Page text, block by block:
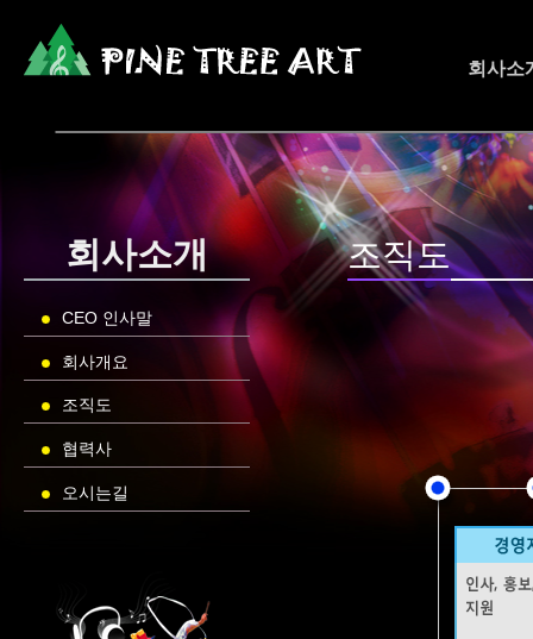
회사소
회사소개
CEO 인사말
회사개요
조직도
협력사
오시는길
조직도